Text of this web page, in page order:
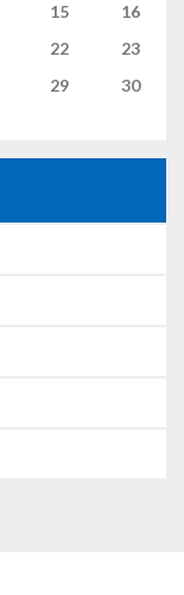
15
16
22
23
29
30